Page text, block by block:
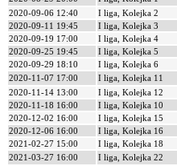
2020-09-06 12:40
I liga, Kolejka 2
2020-09-11 19:45
I liga, Kolejka 3
2020-09-19 17:00
I liga, Kolejka 4
2020-09-25 19:45
I liga, Kolejka 5
2020-09-29 18:10
I liga, Kolejka 6
2020-11-07 17:00
I liga, Kolejka 11
2020-11-14 13:00
I liga, Kolejka 12
2020-11-18 16:00
I liga, Kolejka 10
2020-12-02 16:00
I liga, Kolejka 15
2020-12-06 16:00
I liga, Kolejka 16
2021-02-27 15:00
I liga, Kolejka 18
2021-03-27 16:00
I liga, Kolejka 22